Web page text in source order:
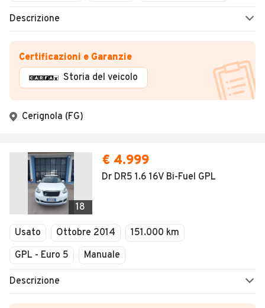
Descrizione
Certificazioni e Garanzie
Storia del veicolo
Cerignola (FG)
18
€ 4.999
Dr DR5 1.6 16V Bi-Fuel GPL
Usato Ottobre 2014
151.000 km
GPL - Euro 5
Manuale
Descrizione